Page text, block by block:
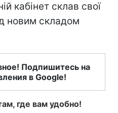
кабінет склав свої
новим складом
Подпишитесь на
в Google!
где вам удобно!